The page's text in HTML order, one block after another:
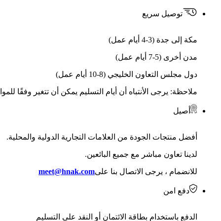
توصيل سريع
مكة إلى جدة (3-4 أيام عمل)
مدن أخرى (5-7 أيام عمل)
دول مجلس التعاون الخليجي (8-10 أيام عمل)
ملاحظة: يرجى الأنتباه أن أيام التسليم يمكن أن تتغير وفقًا
أصيل
أفضل منتجات الجودة من العلامات التجارية الدولية والمحلية.
لدينا تعاون مباشر مع جميع البائعين.
للانضمام ، يرجى الاتصال بنا علىmeet@hnak.com
دفع امن
الدفع باستخدام بطاقة الائتمان أو النقد على التسليم